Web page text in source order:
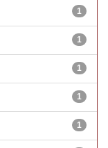
1
1
1
1
1